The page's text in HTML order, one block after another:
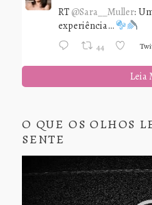
RT @Sara__Muller:
experiência…
44
Leia
O QUE OS OLHOS
SENTE
de
vídeo